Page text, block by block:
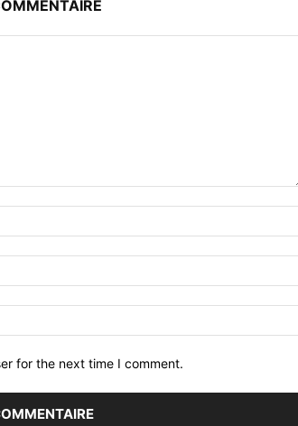
for the next time I comment.